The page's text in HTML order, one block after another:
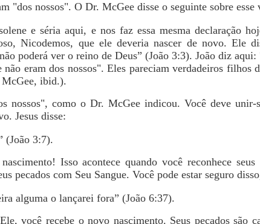
"dos nossos". O Dr. McGee disse o seguinte sobre esse
e séria aqui, e nos faz essa mesma declaração
Nicodemos, que ele deveria nascer de novo. Ele
poderá ver o reino de Deus” (João 3:3). João diz
eram dos nossos". Eles pareciam verdadeiros filhos
McGee, ibid.).
nossos", como o Dr. McGee indicou. Você deve unir-
Jesus disse:
(João 3:7).
Isso acontece quando você reconhece
pecados com Seu Sangue. Você pode estar seguro
alguma o lançarei fora” (João 6:37).
você recebe o novo nascimento. Seus pecados são